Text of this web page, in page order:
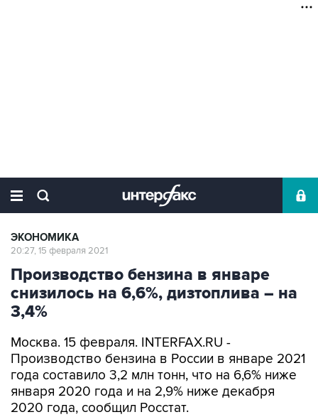
ЭКОНОМИКА
20:27, 15 февраля 2021
Производство бензина в январе
снизилось на 6,6%, дизтоплива – на
3,4%
Москва. 15 февраля. INTERFAX.RU -
Производство бензина в России в январе 2021
года составило 3,2 млн тонн, что на 6,6% ниже
января 2020 года и на 2,9% ниже декабря
2020 года, сообщил Росстат.